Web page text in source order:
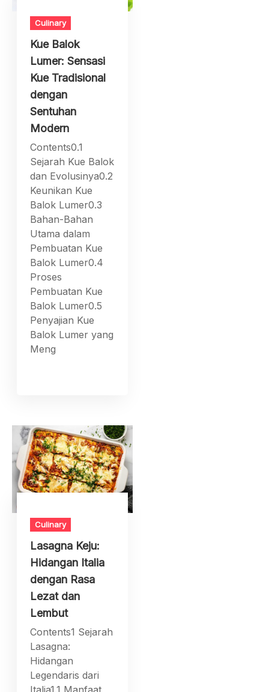
Culinary
Kue Balok
Lumer: Sensasi
Kue Tradisional
dengan
Sentuhan
Modern
Contents0.1
Sejarah Kue Balok
dan Evolusinya0.2
Keunikan Kue
Balok Lumer0.3
Bahan-Bahan
Utama dalam
Pembuatan Kue
Balok Lumer0.4
Proses
Pembuatan Kue
Balok Lumer0.5
Penyajian Kue
Balok Lumer yang
Meng
Culinary
Lasagna Keju:
Hidangan Italia
dengan Rasa
Lezat dan
Lembut
Contents1 Sejarah
Lasagna:
Hidangan
Legendaris dari
Italia1.1 Manfaat